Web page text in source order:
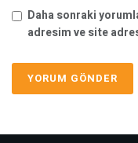
Daha sonraki
adresim ve site